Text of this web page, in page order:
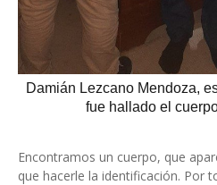
Damián Lezcano Mendoza,
fue hallado el
Encontramos un cuerpo, que
que hacerle la identificación. Por